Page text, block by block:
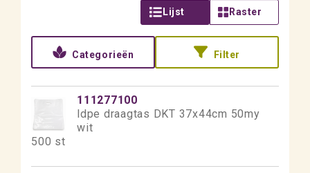
Lijst Raster
Categorieën Filter
111277100
ldpe draagtas DKT 37x44cm 50my
wit
500 st